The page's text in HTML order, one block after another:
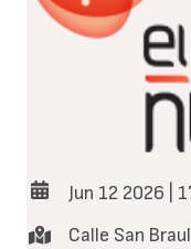
Jun 12 2026 |
Calle San